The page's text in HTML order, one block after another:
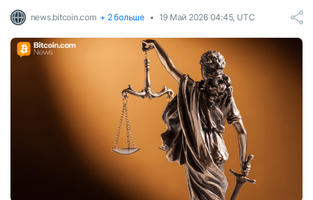
news.bitcoin.com + 2 больше 19 Май 2026 04:45, UTC